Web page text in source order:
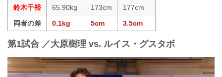
鈴木千裕
65.90kg 173cm
177cm
両者の差
0.1kg 5cm 3.5cm
第1試合 ／大原樹理 vs. ルイス・グスタボ